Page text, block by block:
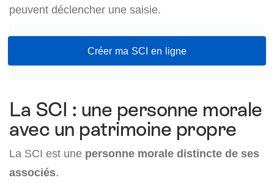
peuvent déclencher une saisie.
Créer ma SCI en ligne
La SCI : une personne morale
avec un patrimoine propre
La SCI est une personne morale distincte de ses
associés.